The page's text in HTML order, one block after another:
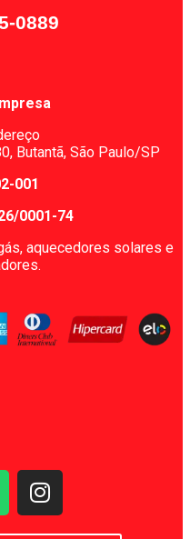
0889
Butantã, São Paulo/SP
001
0001-74
aquecedores solares e